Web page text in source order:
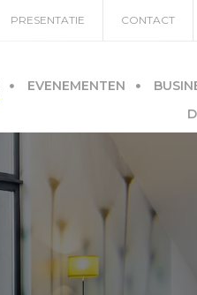
PRESENTATIE CONTACT
EVENEMENTEN